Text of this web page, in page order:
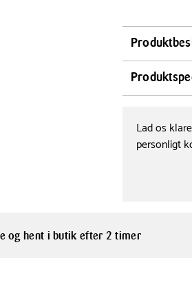
Denne
til dine
med 12
batterier,
lysstråle er
20 cm
Lad os
personligt
og hent i butik efter 2 timer